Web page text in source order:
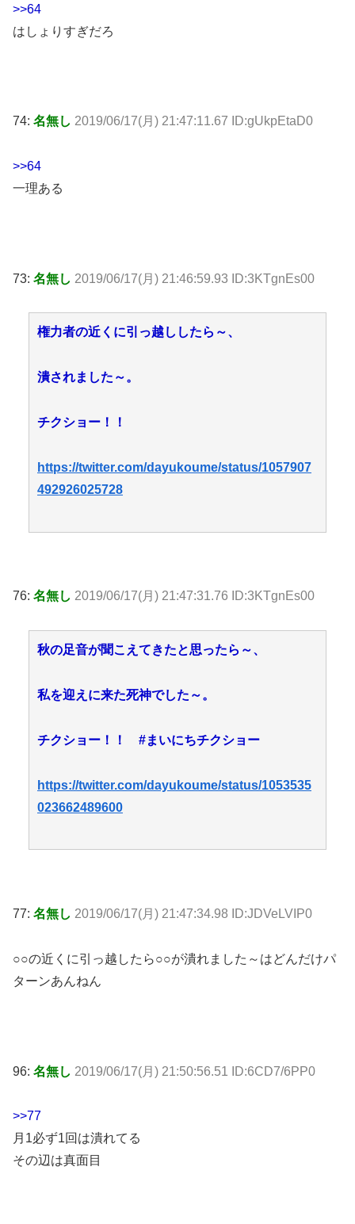
>>64
はしょりすぎだろ
74: 名無し 2019/06/17(月) 21:47:11.67 ID:gUkpEtaD0
>>64
一理ある
73: 名無し 2019/06/17(月) 21:46:59.93 ID:3KTgnEs00
権力者の近くに引っ越ししたら～、
潰されました～。
チクショー！！
https://twitter.com/dayukoume/status/1057907
492926025728
76: 名無し 2019/06/17(月) 21:47:31.76 ID:3KTgnEs00
秋の足音が聞こえてきたと思ったら～、
私を迎えに来た死神でした～。
チクショー！！ #まいにちチクショー
https://twitter.com/dayukoume/status/1053535
023662489600
77: 名無し 2019/06/17(月) 21:47:34.98 ID:JDVeLVIP0
○○の近くに引っ越したら○○が潰れました～はどんだけパ
ターンあんねん
96: 名無し 2019/06/17(月) 21:50:56.51 ID:6CD7/6PP0
>>77
月1必ず1回は潰れてる
その辺は真面目